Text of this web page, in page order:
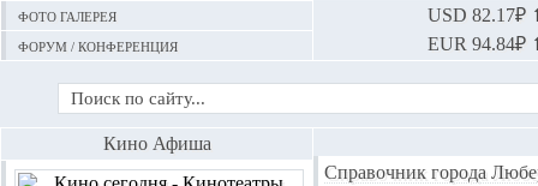
Фото галерея
Форум / конференция
USD 82.17₽
EUR 94.84₽
Справочник города
Кино Афиша